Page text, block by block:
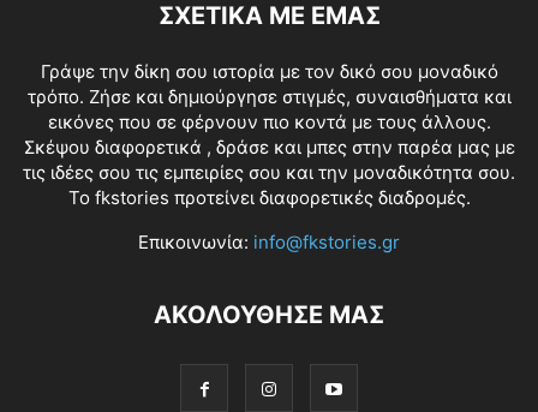
ΣΧΕΤΙΚΑ ΜΕ ΕΜΑΣ
Γράψε την δίκη σου ιστορία με τον δικό σου μοναδικό
τρόπο. Ζήσε και δημιούργησε στιγμές, συναισθήματα και
εικόνες που σε φέρνουν πιο κοντά με τους άλλους.
Σκέψου διαφορετικά , δράσε και μπες στην παρέα μας με
τις ιδέες σου τις εμπειρίες σου και την μοναδικότητα σου.
Το fkstories προτείνει διαφορετικές διαδρομές.
Επικοινωνία: info@fkstories.gr
ΑΚΟΛΟΥΘΗΣΕ ΜΑΣ